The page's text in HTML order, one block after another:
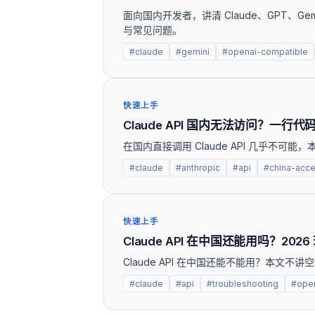
面向国内开发者，讲清 Claude、GPT、
与常见问题。
#claude #gemini #openai-compatible
快速上手
Claude API 国内无法访问？一行代
在国内直接调用 Claude API 几乎不可能，
#claude #anthropic #api #china-
快速上手
Claude API 在中国还能用吗？2026
Claude API 在中国还能不能用？本文不讲
#claude #api #troubleshooting